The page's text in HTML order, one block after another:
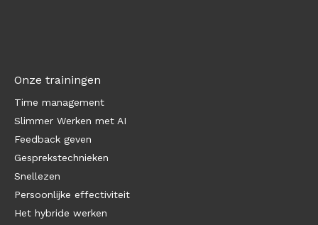
Onze trainingen
Time management
Slimmer Werken met AI
Feedback geven
Gesprekstechnieken
Snellezen
Persoonlijke effectiviteit
Het hybride werken